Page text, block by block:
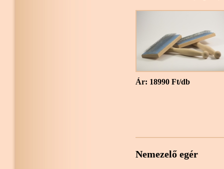
Ár: 18990 Ft/db
Nemezelő egér